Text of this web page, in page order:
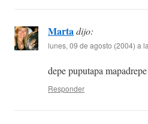
Martadijo:
lunes, 09 de agosto (2004) a
depe puputapa
Responder